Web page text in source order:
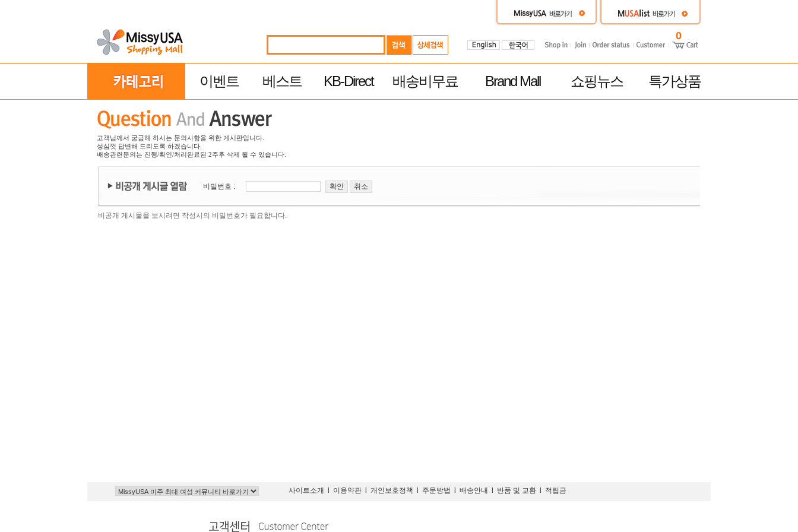
0
이벤트 베스트 KB-Direct 배송비무료 Brand Mall 쇼핑뉴스 특가상품
고객님께서 궁금해 하시는 문의사항을 위한 게시판입니다.
성심껏 답변해 드리도록 하겠습니다.
배송관련문의는 진행/확인/처리완료된 2주후 삭제 될 수 있습니다.
비밀번호 :
비공개 게시물을 보시려면 작성시의 비밀번호가 필요합니다.
사이트소개 이용약관 개인보호정책 주문방법 배송안내 반품 및 교환 적립금